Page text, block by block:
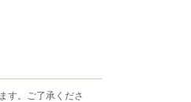
す。ご了承くださ